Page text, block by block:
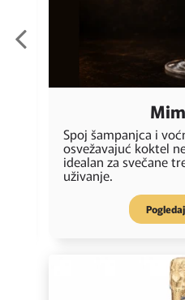
Spoj šampanjca i
osvežavajuć koktel
idealan za svečane
uživanje.